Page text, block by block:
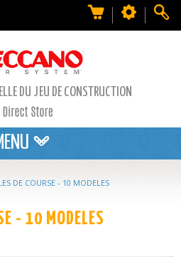
DU JEU DE CONSTRUCTION
DE COURSE - 10 MODELES
- 10 MODELES